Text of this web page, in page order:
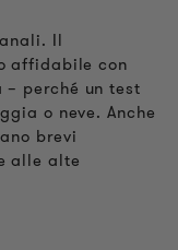
Il
affidabile con
perché un test
o neve. Anche
brevi
alle alte